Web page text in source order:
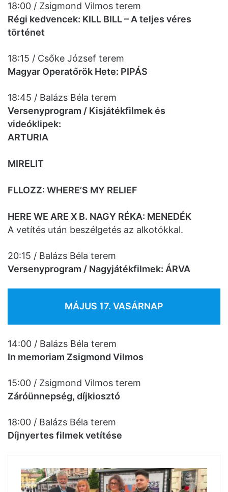
18:00 / Zsigmond Vilmos terem
Régi kedvencek: KILL BILL – A teljes véres
történet
18:15 / Csőke József terem
Magyar Operatőrök Hete: PIPÁS
18:45 / Balázs Béla terem
Versenyprogram / Kisjátékfilmek és
videóklipek:
ARTURIA
MIRELIT
FLLOZZ: WHERE’S MY RELIEF
HERE WE ARE X B. NAGY RÉKA: MENEDÉK
A vetítés után beszélgetés az alkotókkal.
20:15 / Balázs Béla terem
Versenyprogram / Nagyjátékfilmek: ÁRVA
MÁJUS 17. VASÁRNAP
14:00 / Balázs Béla terem
In memoriam Zsigmond Vilmos
15:00 / Zsigmond Vilmos terem
Záróünnepség, díjkiosztó
18:00 / Balázs Béla terem
Díjnyertes filmek vetítése